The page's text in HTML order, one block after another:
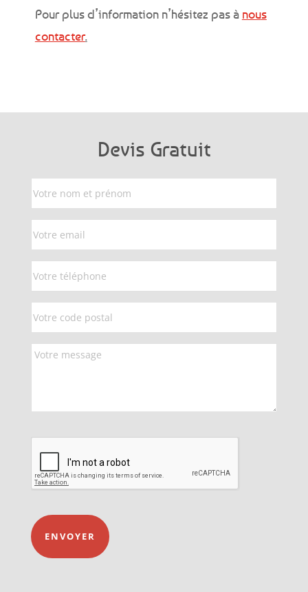
Pour plus d’information n’hésitez pas à nous
contacter.
Devis Gratuit
ENVOYER